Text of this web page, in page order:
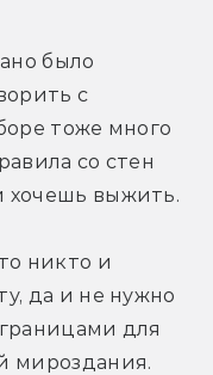
было
с
тоже много
со стен
хочешь выжить.
никто и
да и не нужно
границами для
мироздания.